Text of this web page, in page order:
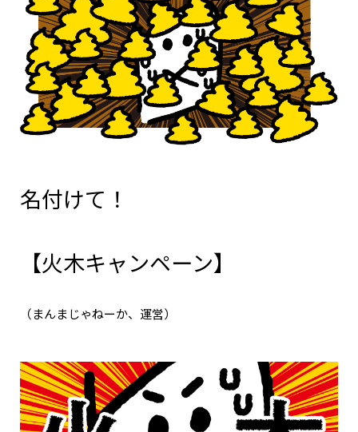
名付けて！
【火木キャンペーン】
（まんまじゃねーか、運営）